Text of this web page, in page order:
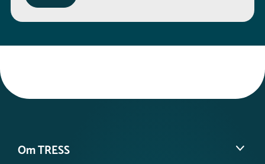
Om TRESS